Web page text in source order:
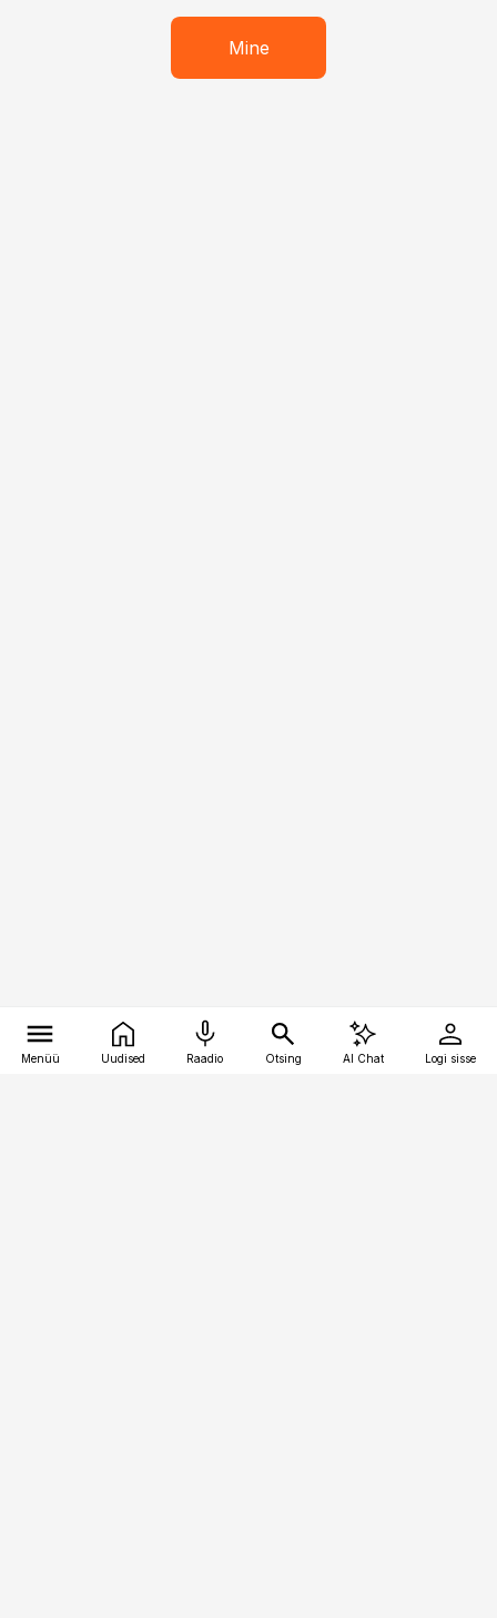
Mine
Menüü Uudised Raadio Otsing AI Chat Logi sisse